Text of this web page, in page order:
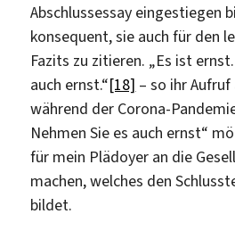
Abschlussessay eingestiegen
konsequent, sie auch für den
Fazits zu zitieren. „Es ist
auch ernst.“[18] – so ihr
während der Corona-
Nehmen Sie es auch ernst“
für mein Plädoyer an die
machen, welches den
bildet.